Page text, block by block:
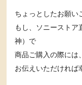
ちょっとしたお願い
もし、ソニーストア
神）で
商品ご購入の際には
お伝えいただければ